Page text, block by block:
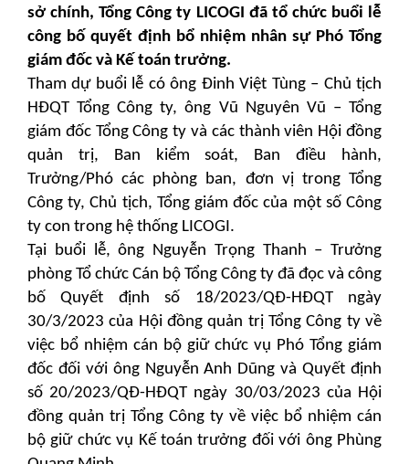
sở chính, Tổng Công ty LICOGI đã tổ chức buổi lễ
công bố quyết định bổ nhiệm nhân sự Phó Tổng
giám đốc và Kế toán trưởng.
Tham dự buổi lễ có ông Đinh Việt Tùng – Chủ tịch
HĐQT Tổng Công ty, ông Vũ Nguyên Vũ – Tổng
giám đốc Tổng Công ty và các thành viên Hội đồng
quản trị, Ban kiểm soát, Ban điều hành,
Trưởng/Phó các phòng ban, đơn vị trong Tổng
Công ty, Chủ tịch, Tổng giám đốc của một số Công
ty con trong hệ thống LICOGI.
Tại buổi lễ, ông Nguyễn Trọng Thanh – Trưởng
phòng Tổ chức Cán bộ Tổng Công ty đã đọc và công
bố Quyết định số 18/2023/QĐ-HĐQT ngày
30/3/2023 của Hội đồng quản trị Tổng Công ty về
việc bổ nhiệm cán bộ giữ chức vụ Phó Tổng giám
đốc đối với ông Nguyễn Anh Dũng và Quyết định
số 20/2023/QĐ-HĐQT ngày 30/03/2023 của Hội
đồng quản trị Tổng Công ty về việc bổ nhiệm cán
bộ giữ chức vụ Kế toán trưởng đối với ông Phùng